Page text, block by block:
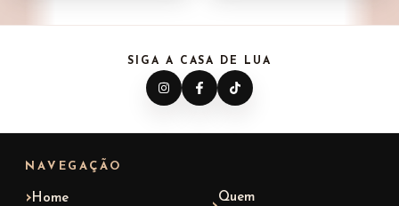
SIGA A CASA DE LUA
NAVEGAÇÃO
Home
Quem